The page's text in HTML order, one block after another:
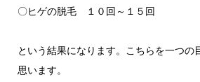
〇ヒゲの脱毛 １０回～１５回
という結果になります。こちらを一つの
思います。